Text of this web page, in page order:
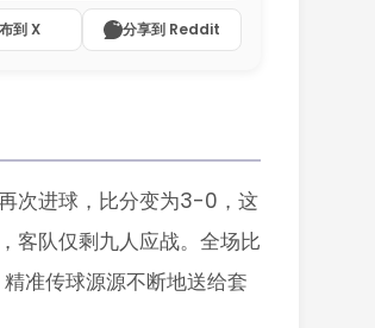
到 X 分享到 Reddit
次进球，比分变为3-0，这
客队仅剩九人应战。全场比
准传球源源不断地送给套